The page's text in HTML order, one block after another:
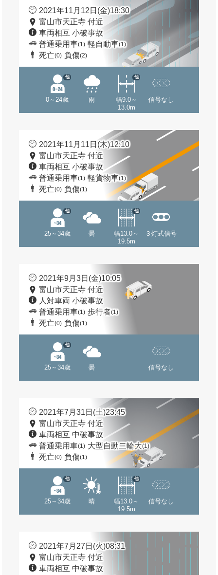
2021年11月12日(金)18:30
富山市天正寺 付近
車両相互 小破事故
普通乗用車(1) 軽自動車(1)
死亡(0) 負傷(2)
0～24歳
他
雨
幅9.0～
13.0m
他
信号なし
2021年11月11日(木)12:10
富山市天正寺 付近
車両相互 小破事故
普通乗用車(1) 軽貨物車(1)
死亡(0) 負傷(1)
25～34歳
他
曇
幅13.0～
19.5m
他
３灯式信号
2021年9月3日(金)10:05
富山市天正寺 付近
人対車両 小破事故
普通乗用車(1) 歩行者(1)
死亡(0) 負傷(1)
25～34歳
他
曇 信号なし
2021年7月31日(土)23:45
富山市天正寺 付近
車両相互 中破事故
普通乗用車(1) 大型自動二輪大(1)
死亡(0) 負傷(1)
25～34歳
他
晴
幅13.0～
19.5m
他
信号なし
2021年7月27日(火)08:31
富山市天正寺 付近
車両相互 中破事故